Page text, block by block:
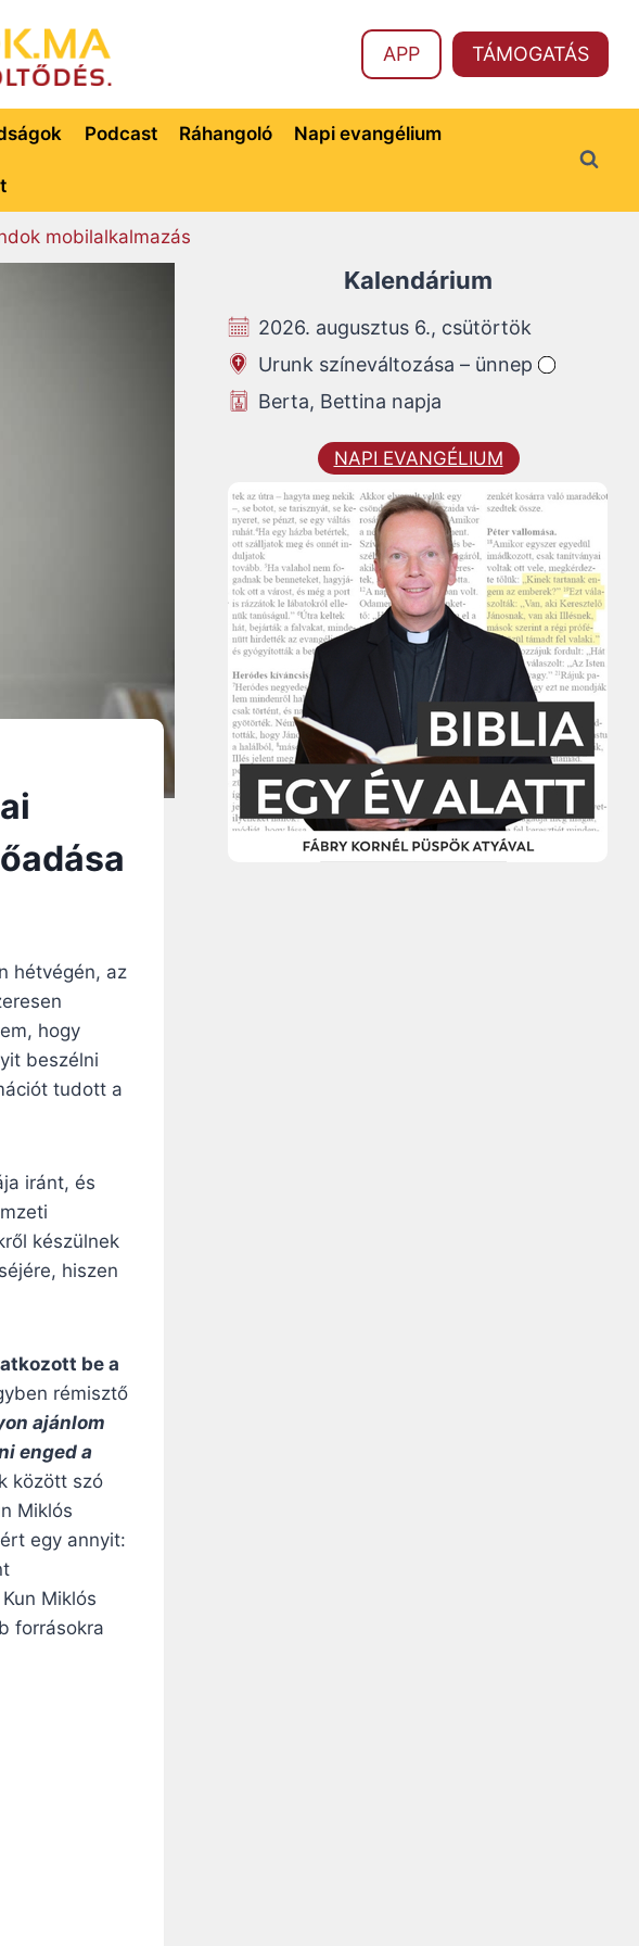
APP TÁMOGATÁS
Podcast Ráhangoló Napi evangélium
mobilalkalmazás
hétvégén, az
hogy
beszélni
tudott a
iránt, és
készülnek
hiszen
be a
rémisztő
ajánlom
enged a
között szó
Miklós
egy annyit:
Miklós
forrásokra
Kalendárium
2026. augusztus 6., csütörtök
Urunk színeváltozása – ünnep
Berta, Bettina napja
NAPI EVANGÉLIUM